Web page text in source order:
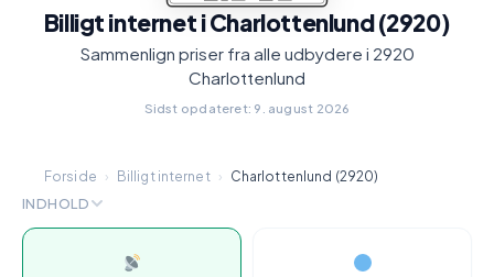
Billigt internet i Charlottenlund (2920)
Sammenlign priser fra alle udbydere i 2920
Charlottenlund
Sidst opdateret: 9. august 2026
Forside › Billigt internet › Charlottenlund (2920)
INDHOLD